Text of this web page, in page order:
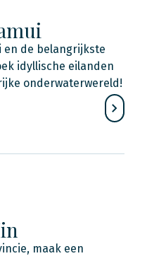
en de belangrijkste
idyllische eilanden
onderwaterwereld!
maak een